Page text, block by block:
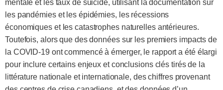
mentale et les taux de suicide, utilisant la documentation sur
les pandémies et les épidémies, les récessions
économiques et les catastrophes naturelles antérieures.
Toutefois, alors que des données sur les premiers impacts de
la COVID-19 ont commencé à émerger, le rapport a été élargi
pour inclure certains enjeux et conclusions clés tirés de la
littérature nationale et internationale, des chiffres provenant